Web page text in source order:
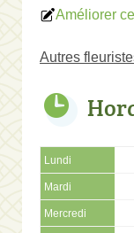
Améliorer
Autres
Lundi
Mardi
Mercredi